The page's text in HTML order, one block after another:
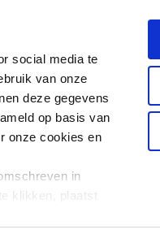
social media te
van onze
deze gegevens
op basis van
onze cookies en
in
klikken, plaatst
Thema's
Bestuur